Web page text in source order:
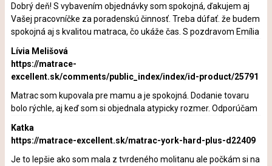
Dobrý deň! S vybavením objednávky som spokojná, ďakujem aj
Vašej pracovníčke za poradenskú činnosť. Treba dúfať. že budem
spokojná aj s kvalitou matraca, čo ukáže čas. S pozdravom Emília
Lívia Melišová
https://matrace-
excellent.sk/comments/public_index/index/id-product/25791
Matrac som kupovala pre mamu a je spokojná. Dodanie tovaru
bolo rýchle, aj keď som si objednala atypicky rozmer. Odporúčam
Katka
https://matrace-excellent.sk/matrac-york-hard-plus-d22409
Je to lepšie ako som mala z tvrdeného molitanu ale počkám si na